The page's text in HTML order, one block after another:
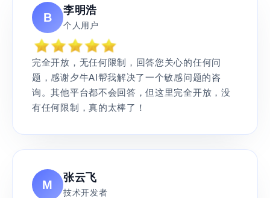
B
李明浩
个人用户
完全开放，无任何限制，回答您关心的任何问
题，感谢夕牛AI帮我解决了一个敏感问题的咨
询。其他平台都不会回答，但这里完全开放，没
有任何限制，真的太棒了！
M
张云飞
技术开发者